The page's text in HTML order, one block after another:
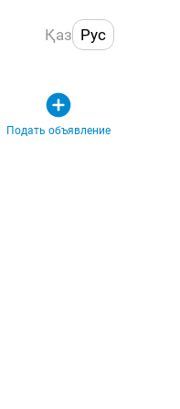
Қаз Рус
Подать объявление